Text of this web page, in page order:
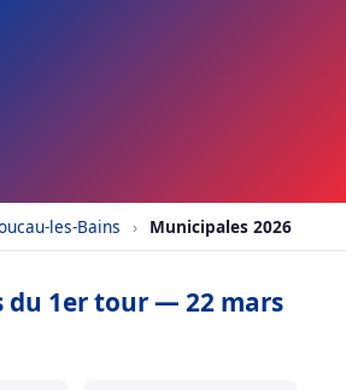
les-Bains › Municipales 2026
1er tour — 22 mars